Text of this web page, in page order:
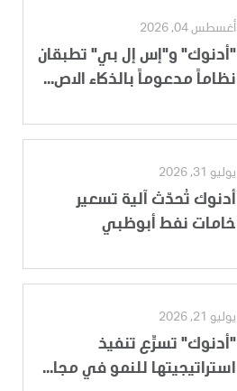
أغسطس 04, 2026
"أدنوك" و"إس إل بي" تطبقان
نظاماً مدعوماً بالذكاء الاص...
يوليو 31, 2026
أدنوك تُحدّث آلية تسعير
خامات نفط أبوظبي
يوليو 21, 2026
"أدنوك" تسرِّع تنفيذ
استراتيجيتها للنمو في مجا...